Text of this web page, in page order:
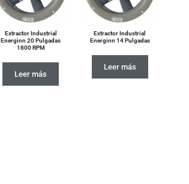
Extractor Industrial
Energinn 20 Pulgadas
1800 RPM
Leer más
Extractor Industrial
Energinn 14 Pulgadas
Leer más